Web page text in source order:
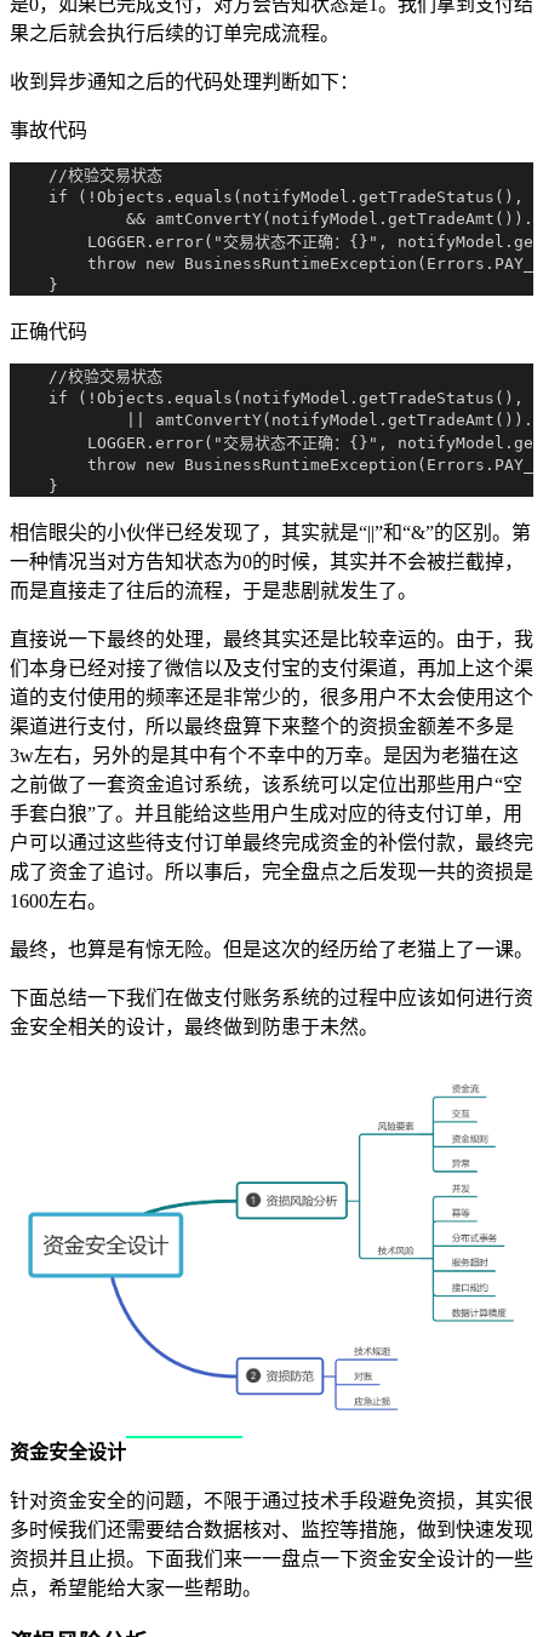
是0，如果已完成支付，对方会告知状态是1。我们拿到支付结
果之后就会执行后续的订单完成流程。
收到异步通知之后的代码处理判断如下：
事故代码
    //校验交易状态
if (!Objects.equals(notifyModel.getTradeStatus(),
&&
LOGGER.error("交易状态不正确：{}",
throw new
正确代码
    //校验交易状态
if (!Objects.equals(notifyModel.getTradeStatus(),
||
LOGGER.error("交易状态不正确：{}",
throw new
相信眼尖的小伙伴已经发现了，其实就是“||”和“&”的区别。第
一种情况当对方告知状态为0的时候，其实并不会被拦截掉，
而是直接走了往后的流程，于是悲剧就发生了。
直接说一下最终的处理，最终其实还是比较幸运的。由于，我
们本身已经对接了微信以及支付宝的支付渠道，再加上这个渠
道的支付使用的频率还是非常少的，很多用户不太会使用这个
渠道进行支付，所以最终盘算下来整个的资损金额差不多是
3w左右，另外的是其中有个不幸中的万幸。是因为老猫在这
之前做了一套资金追讨系统，该系统可以定位出那些用户“空
手套白狼”了。并且能给这些用户生成对应的待支付订单，用
户可以通过这些待支付订单最终完成资金的补偿付款，最终完
成了资金了追讨。所以事后，完全盘点之后发现一共的资损是
1600左右。
最终，也算是有惊无险。但是这次的经历给了老猫上了一课。
下面总结一下我们在做支付账务系统的过程中应该如何进行资
金安全相关的设计，最终做到防患于未然。
资金安全设计
针对资金安全的问题，不限于通过技术手段避免资损，其实很
多时候我们还需要结合数据核对、监控等措施，做到快速发现
资损并且止损。下面我们来一一盘点一下资金安全设计的一些
点，希望能给大家一些帮助。